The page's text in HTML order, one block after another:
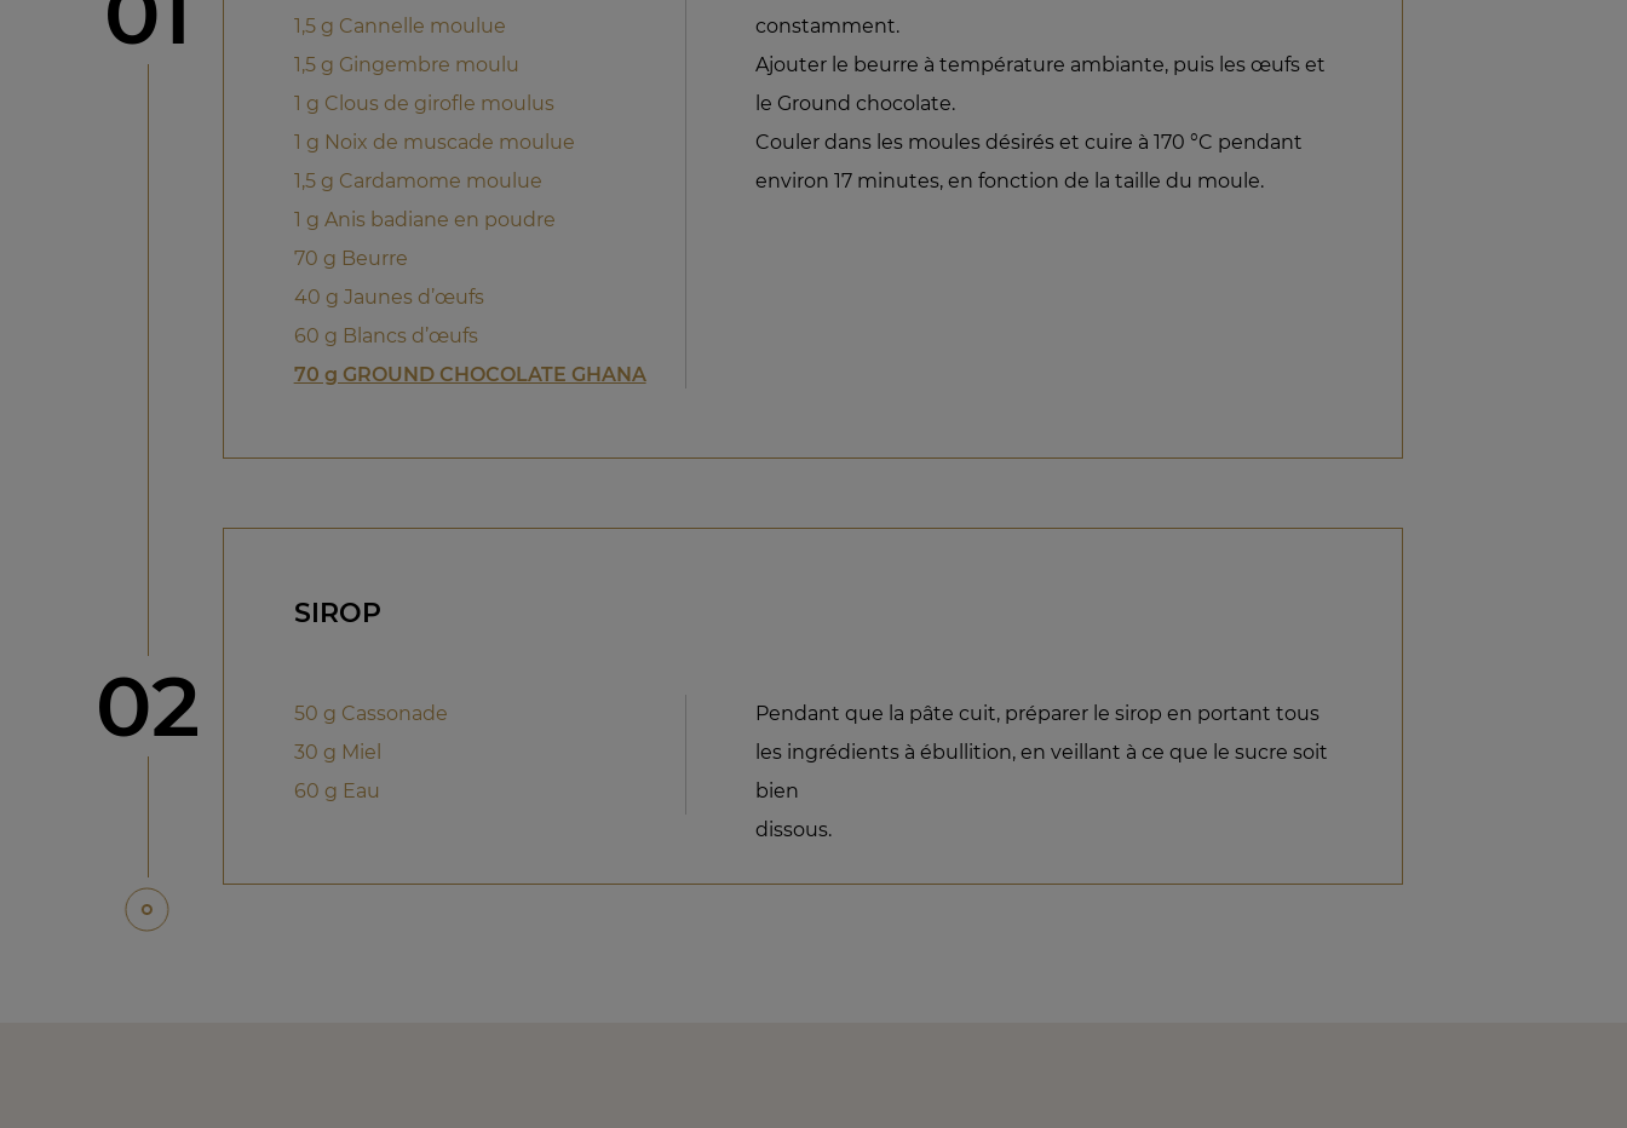
1,5 g Cannelle moulue
1,5 g Gingembre moulu
1 g Clous de girofle moulus
1 g Noix de muscade moulue
1,5 g Cardamome moulue
1 g Anis badiane en poudre
70 g Beurre
40 g Jaunes d’œufs
60 g Blancs d’œufs
70 g GROUND CHOCOLATE GHANA
constamment.
Ajouter le beurre à température ambiante, puis les œufs et
le Ground chocolate.
Couler dans les moules désirés et cuire à 170 °C pendant
environ 17 minutes, en fonction de la taille du moule.
étape
02
SIROP
50 g Cassonade
30 g Miel
60 g Eau
Pendant que la pâte cuit, préparer le sirop en portant tous
les ingrédients à ébullition, en veillant à ce que le sucre soit
bien
dissous.